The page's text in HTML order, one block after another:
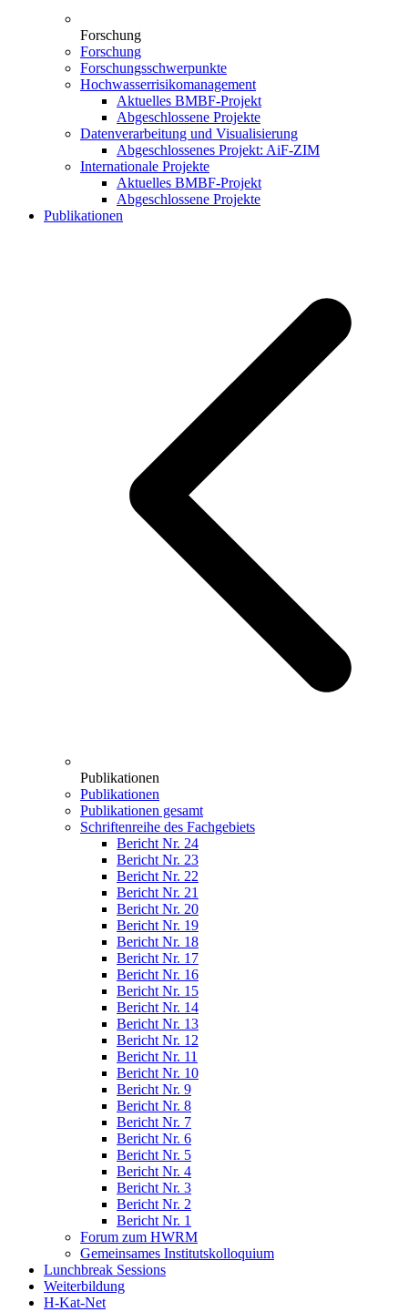
Forschung
Forschung
Forschungsschwerpunkte
Hochwasserrisikomanagement
Aktuelles BMBF-Projekt
Abgeschlossene Projekte
Datenverarbeitung und Visualisierung
Abgeschlossenes Projekt: AiF-ZIM
Internationale Projekte
Aktuelles BMBF-Projekt
Abgeschlossene Projekte
Publikationen
Publikationen
Publikationen
Publikationen gesamt
Schriftenreihe des Fachgebiets
Bericht Nr. 24
Bericht Nr. 23
Bericht Nr. 22
Bericht Nr. 21
Bericht Nr. 20
Bericht Nr. 19
Bericht Nr. 18
Bericht Nr. 17
Bericht Nr. 16
Bericht Nr. 15
Bericht Nr. 14
Bericht Nr. 13
Bericht Nr. 12
Bericht Nr. 11
Bericht Nr. 10
Bericht Nr. 9
Bericht Nr. 8
Bericht Nr. 7
Bericht Nr. 6
Bericht Nr. 5
Bericht Nr. 4
Bericht Nr. 3
Bericht Nr. 2
Bericht Nr. 1
Forum zum HWRM
Gemeinsames Institutskolloquium
Lunchbreak Sessions
Weiterbildung
H-Kat-Net